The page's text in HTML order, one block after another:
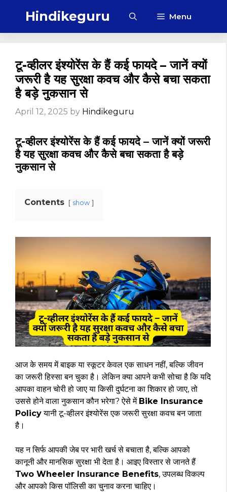
Hindikeguru Menu
टू-व्हीलर इंश्योरेंस के हैं कई फायदे – जानें क्यों
जरूरी है यह सुरक्षा कवच और कैसे बचा सकता
है बड़े नुकसान से
April 12, 2025 by Hindikeguru
टू-व्हीलर इंश्योरेंस के हैं कई फायदे – जानें क्यों जरूरी
है यह सुरक्षा कवच और कैसे बचा सकता है बड़े
नुकसान से
Contents show
आज के समय में बाइक या स्कूटर केवल एक साधन नहीं, बल्कि जीवन
का जरूरी हिस्सा बन चुका है। लेकिन क्या आपने कभी सोचा है कि यदि
आपका वाहन चोरी हो जाए या किसी दुर्घटना का शिकार हो जाए, तो
उससे होने वाला नुकसान कौन भरेगा? ऐसे में Bike Insurance
Policyयानी टू-व्हीलर इंश्योरेंस एक जरूरी सुरक्षा कवच बन जाता
है।
यह न सिर्फ आपकी जेब पर भारी खर्च से बचाता है, बल्कि आपको
कानूनी और मानसिक सुरक्षा भी देता है। आइए विस्तार से जानते हैं
Two Wheeler Insurance Benefits, उपलब्ध विकल्प
और आपको किस पॉलिसी का चुनाव करना चाहिए।